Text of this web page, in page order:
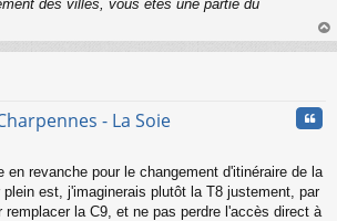
des villes, vous êtes une partie du
au
- La Soie
revanche pour le changement d'itinéraire de la
est, j'imaginerais plutôt la T8 justement, par
remplacer la C9, et ne pas perdre l'accès direct à